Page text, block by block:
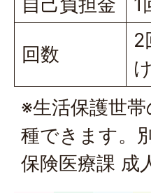
回数
2
※生活保護世
種できます。
保険医療課 成